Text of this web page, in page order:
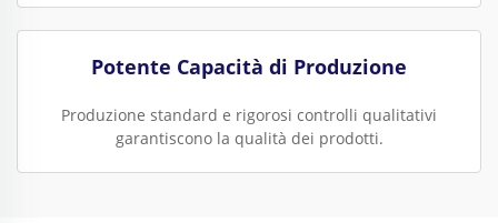
Potente Capacità di Produzione
Produzione standard e rigorosi controlli qualitativi
garantiscono la qualità dei prodotti.